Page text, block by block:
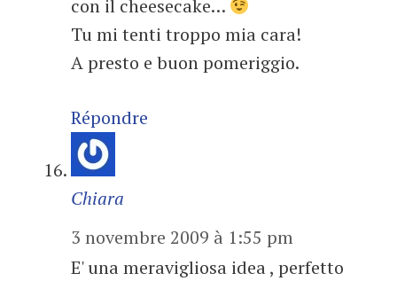
con il cheesecake…
Tu mi tenti troppo mia cara!
A presto e buon pomeriggio.
Répondre
Chiara
3 novembre 2009 à 1:55 pm
E' una meravigliosa idea , perfetto